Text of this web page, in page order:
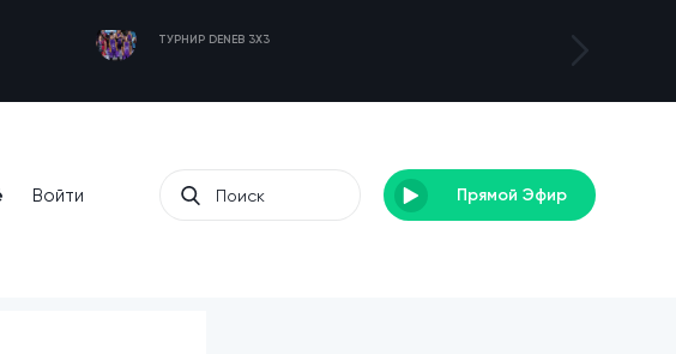
ТУРНИР DENEB 3X3 ЛАГЕРЬ ДЛЯ
Войти Прямой Эфир